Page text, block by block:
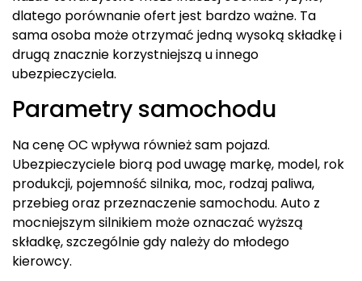
dlatego porównanie ofert jest bardzo ważne. Ta
sama osoba może otrzymać jedną wysoką składkę i
drugą znacznie korzystniejszą u innego
ubezpieczyciela.
Parametry samochodu
Na cenę OC wpływa również sam pojazd.
Ubezpieczyciele biorą pod uwagę markę, model, rok
produkcji, pojemność silnika, moc, rodzaj paliwa,
przebieg oraz przeznaczenie samochodu. Auto z
mocniejszym silnikiem może oznaczać wyższą
składkę, szczególnie gdy należy do młodego
kierowcy.